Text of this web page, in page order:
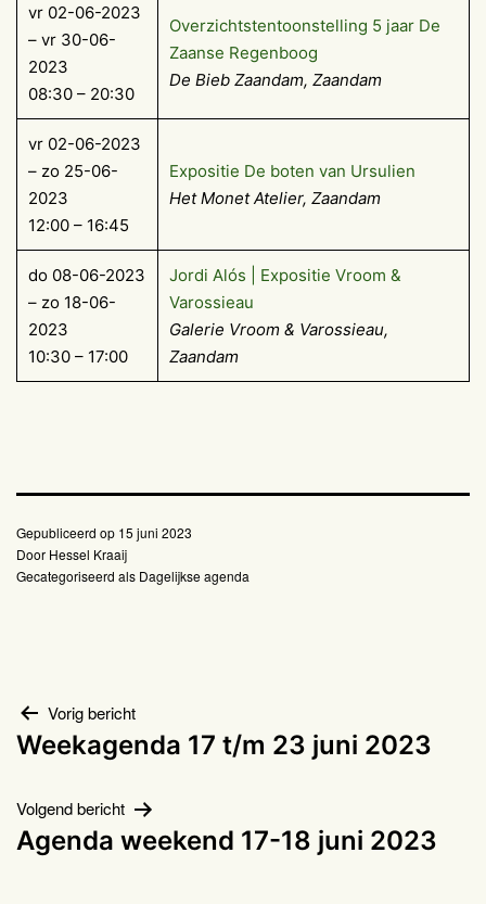
vr 02-06-2023
– vr 30-06-
2023
08:30 – 20:30
Overzichtstentoonstelling 5 jaar De
Zaanse Regenboog
De Bieb Zaandam, Zaandam
vr 02-06-2023
– zo 25-06-
2023
12:00 – 16:45
Expositie De boten van Ursulien
Het Monet Atelier, Zaandam
do 08-06-2023
– zo 18-06-
2023
10:30 – 17:00
Jordi Alós | Expositie Vroom &
Varossieau
Galerie Vroom & Varossieau,
Zaandam
Gepubliceerd op 15 juni 2023
Door Hessel Kraaij
Gecategoriseerd als Dagelijkse agenda
Bericht
navigatie
Vorig bericht
Weekagenda 17 t/m 23 juni 2023
Volgend bericht
Agenda weekend 17-18 juni 2023